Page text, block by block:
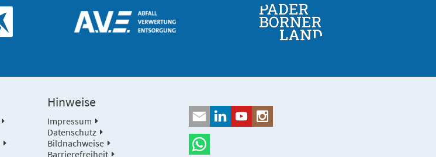
Hinweise
Impressum
Datenschutz
Bildnachweise
Barrierefreiheit